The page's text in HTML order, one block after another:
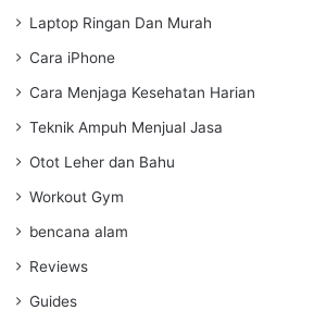
Laptop Ringan Dan Murah
Cara iPhone
Cara Menjaga Kesehatan Harian
Teknik Ampuh Menjual Jasa
Otot Leher dan Bahu
Workout Gym
bencana alam
Reviews
Guides